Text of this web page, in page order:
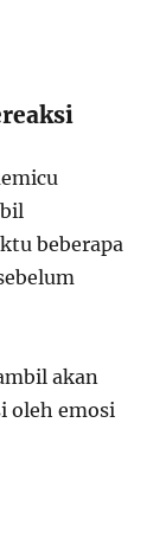
beberapa
akan
oleh emosi